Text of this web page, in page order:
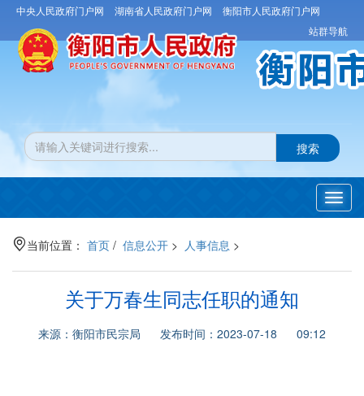
中央人民政府门户网 湖南省人民政府门户网
衡阳市人民政府门户网
站群导航
搜索
当前位置： 首页 / 信息公开 > 人事信息 >
关于万春生同志任职的通知
来源：衡阳市民宗局 发布时间：2023-07-18 09:12